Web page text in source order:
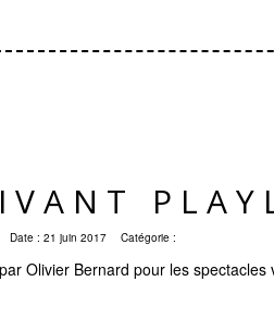
Date : 21 juin 2017 Catégorie :
Olivier Bernard pour les spectacles